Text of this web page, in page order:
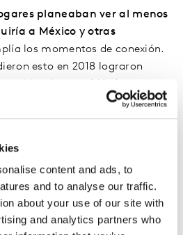
content and ads, to
and to analyse our traffic.
about your use of our site with
and analytics partners who
planeaban ver al menos
a México y otras
los momentos de conexión.
esto en 2018 lograron
de 2026: más
historia:más de 104 partidos
entre1:00 p.m. y 7:00 p.m.,